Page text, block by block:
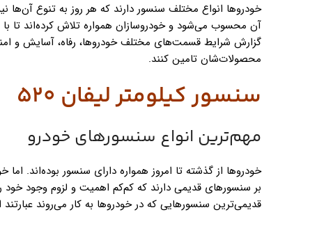
خودروها انواع مختلف سنسور دارند که هر روز به تنوع آن‌ها
آن محسوب می‌شود و خودروسازان همواره تلاش کرده‌اند تا
گزارش شرایط قسمت‌های مختلف خودروها، رفاه، آسایش و
محصولات‌شان تامین کنند.
سنسور کیلومتر لیفان 520
مهم‌ترین انواع سنسورهای خودرو
خودروها از گذشته تا امروز همواره دارای سنسور بوده‌اند.
بر سنسورهای قدیمی دارند که کم‌کم اهمیت و لزوم وجود
قدیمی‌ترین سنسورهایی که در خودروها به کار می‌روند عبارتند